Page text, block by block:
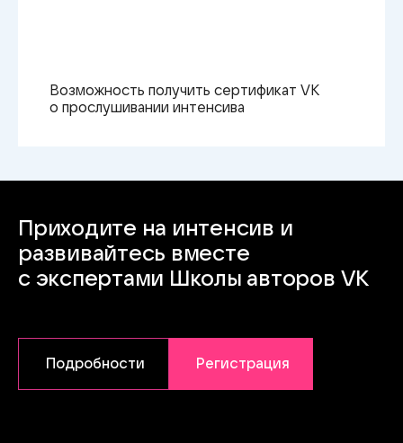
Возможность получить сертификат VK
о прослушивании интенсива
Приходите на интенсив и
развивайтесь вместе
с экспертами Школы авторов VK
Подробности Регистрация